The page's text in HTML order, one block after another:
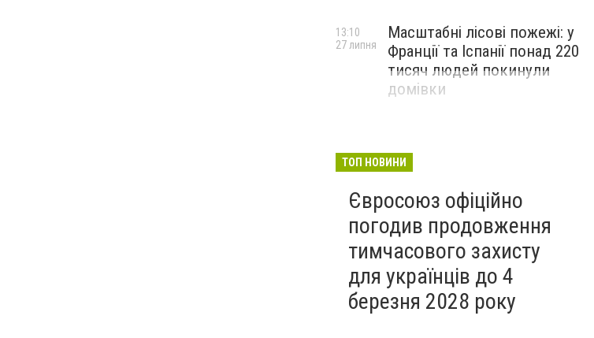
Масштабні лісові пожежі: у
Франції та Іспанії понад 220
тисяч людей покинули
домівки
13:10
27 липня
ТОП НОВИНИ
Євросоюз офіційно
погодив продовження
тимчасового захисту
для українців до 4
березня 2028 року